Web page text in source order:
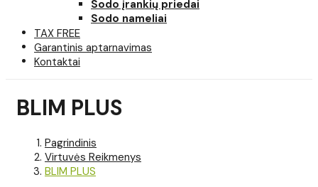
Sodo įrankių priedai
Sodo nameliai
TAX FREE
Garantinis aptarnavimas
Kontaktai
BLIM PLUS
Pagrindinis
Virtuvės Reikmenys
BLIM PLUS